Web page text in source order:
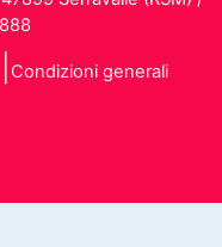
Condizioni generali